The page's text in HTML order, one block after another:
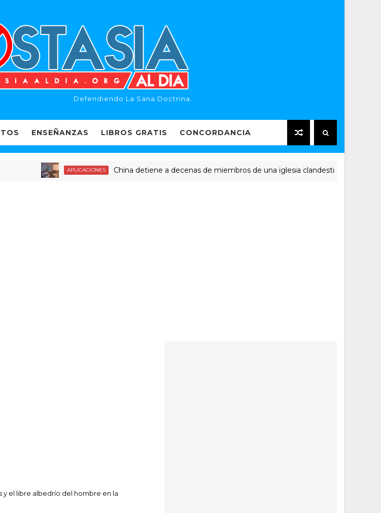
Defendiendo La Sana Doctrina.
ENSEÑANZAS LIBROS GRATIS CONCORDANCIA
APLICACIONES China detiene a decenas de miembros de una iglesia clandestina
y el libre albedrío del hombre en la